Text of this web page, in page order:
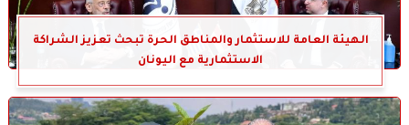
الهيئة العامة للاستثمار والمناطق الحرة تبحث تعزيز الشراكة
الاستثمارية مع اليونان